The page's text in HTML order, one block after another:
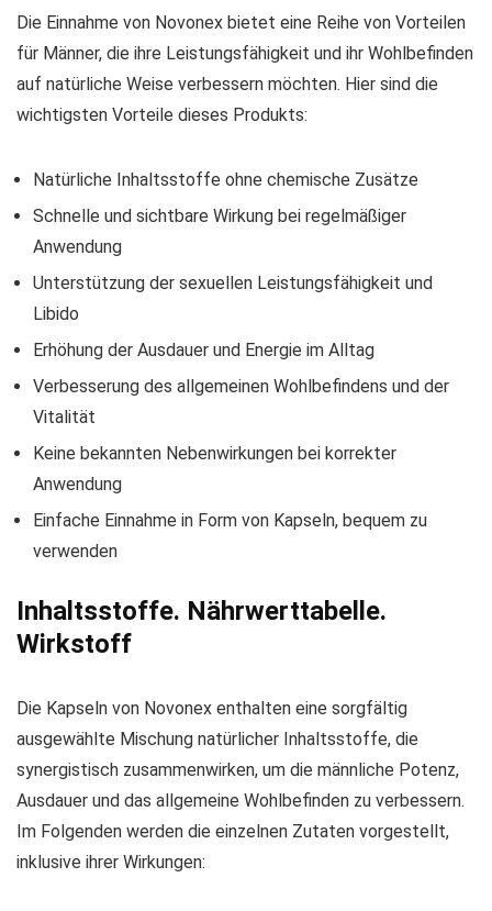
Die Einnahme von Novonex bietet eine Reihe von Vorteilen
für Männer, die ihre Leistungsfähigkeit und ihr Wohlbefinden
auf natürliche Weise verbessern möchten. Hier sind die
wichtigsten Vorteile dieses Produkts:
Natürliche Inhaltsstoffe ohne chemische Zusätze
Schnelle und sichtbare Wirkung bei regelmäßiger
Anwendung
Unterstützung der sexuellen Leistungsfähigkeit und
Libido
Erhöhung der Ausdauer und Energie im Alltag
Verbesserung des allgemeinen Wohlbefindens und der
Vitalität
Keine bekannten Nebenwirkungen bei korrekter
Anwendung
Einfache Einnahme in Form von Kapseln, bequem zu
verwenden
Inhaltsstoffe. Nährwerttabelle.
Wirkstoff
Die Kapseln von Novonex enthalten eine sorgfältig
ausgewählte Mischung natürlicher Inhaltsstoffe, die
synergistisch zusammenwirken, um die männliche Potenz,
Ausdauer und das allgemeine Wohlbefinden zu verbessern.
Im Folgenden werden die einzelnen Zutaten vorgestellt,
inklusive ihrer Wirkungen: